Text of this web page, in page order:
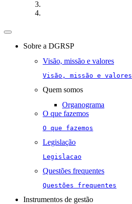
Toggle
navigationSobre a DGRSP
Visão, missão e valores
Visão, missão e valores
Quem somos
Organograma
O que fazemos
O que fazemos
Legislação
Legislacao
Questões frequentes
Questões frequentes
Instrumentos de gestão